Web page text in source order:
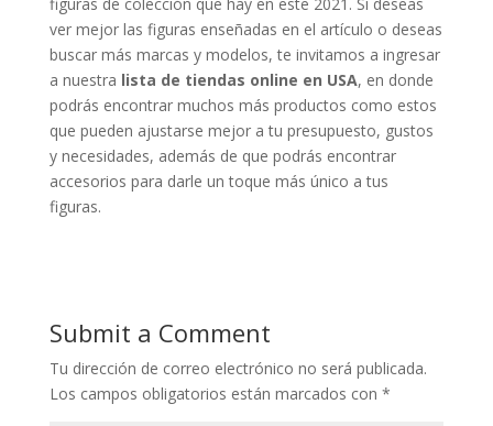
ver mejor las figuras enseñadas en el artículo o deseas
buscar más marcas y modelos, te invitamos a ingresar
a nuestra lista de tiendas online en USA, en donde
podrás encontrar muchos más productos como estos
que pueden ajustarse mejor a tu presupuesto, gustos
y necesidades, además de que podrás encontrar
accesorios para darle un toque más único a tus
figuras.
Submit a Comment
Tu dirección de correo electrónico no será publicada.
Los campos obligatorios están marcados con *